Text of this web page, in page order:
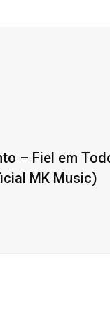
– Fiel em
MK Music)